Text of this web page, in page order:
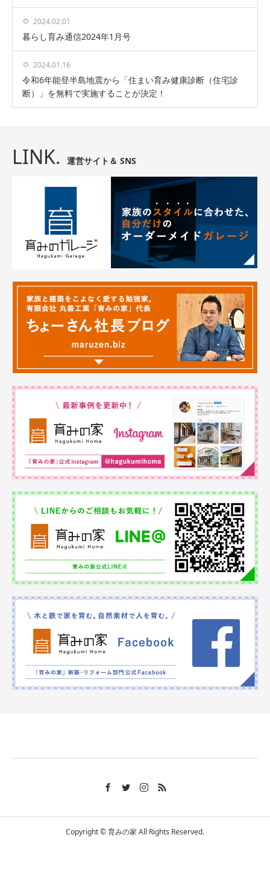
2024.02.01
暮らし育み通信2024年1月号
2024.01.16
令和6年能登半島地震から「住まい育み健康診断（住宅診
断）」を無料で実施することが決定！
LINK. 運営サイト＆ SNS
Copyright © 育みの家 All Rights Reserved.